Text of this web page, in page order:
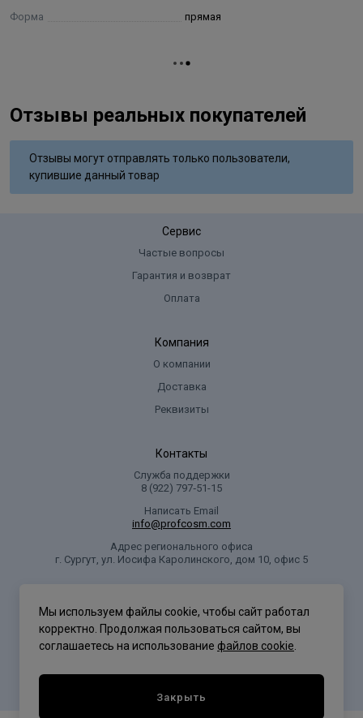
Форма прямая
Отзывы реальных покупателей
Отзывы могут отправлять только пользователи,
купившие данный товар
Сервис
Частые вопросы
Гарантия и возврат
Оплата
Компания
О компании
Доставка
Реквизиты
Контакты
Служба поддержки
8 (922) 797‑51-15
Написать Email
info@profcosm.com
Адрес регионального офиса
г. Сургут, ул. Иосифа Каролинского, дом 10, офис 5
Мы используем файлы cookie, чтобы сайт работал
корректно. Продолжая пользоваться сайтом, вы
соглашаетесь на использование файлов cookie
Закрыть